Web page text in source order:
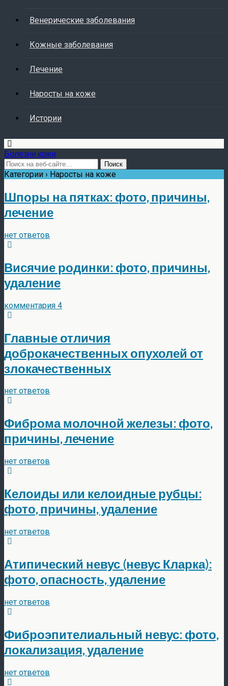
Венерические заболевания
Кожные заболевания
Лечение
Наросты на коже
Истории
Болезни кожи
Категории › Наросты на коже
Шпоры на пятках: фото, причины,
лечение
нет ответов
Висячие родинки: фото, причины,
удаление
комментария 4
Главные отличия
доброкачественных опухолей от
злокачественных
нет ответов
Фиброма молочной железы: фото,
причины, лечение
нет ответов
Келоиды или келоидные рубцы:
фото, причины, удаление
нет ответов
Атипический невус (невус Кларка):
фото, опасность, удаление
нет ответов
Фиброэпителиальный невус: фото,
локализация, удаление
нет ответов